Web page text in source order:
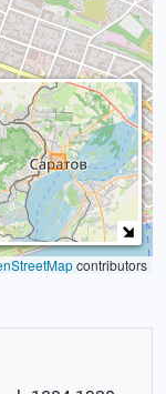
contributors